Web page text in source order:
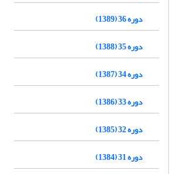
دوره 36 (1389)
دوره 35 (1388)
دوره 34 (1387)
دوره 33 (1386)
دوره 32 (1385)
دوره 31 (1384)